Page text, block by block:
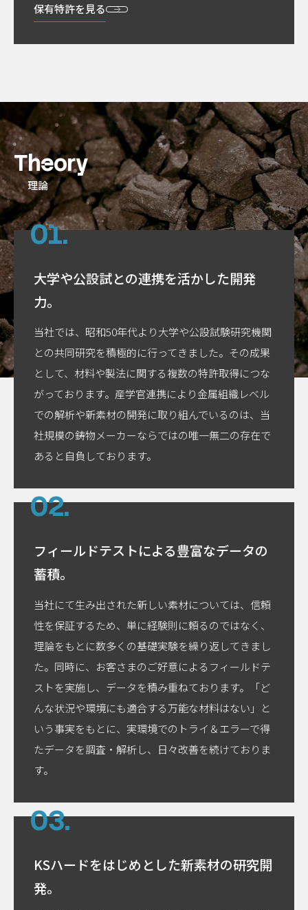
保有特許を見る
Theory
理論
大学や公設試との連携を活かした開発
力。
当社では、昭和50年代より大学や公設試験研究機関
との共同研究を積極的に行ってきました。その成果
として、材料や製法に関する複数の特許取得につな
がっております。産学官連携により金属組織レベル
での解析や新素材の開発に取り組んでいるのは、当
社規模の鋳物メーカーならではの唯一無二の存在で
あると自負しております。
フィールドテストによる豊富なデータの
蓄積。
当社にて生み出された新しい素材については、信頼
性を保証するため、単に経験則に頼るのではなく、
理論をもとに数多くの基礎実験を繰り返してきまし
た。同時に、お客さまのご好意によるフィールドテ
ストを実施し、データを積み重ねております。「ど
んな状況や環境にも適合する万能な材料はない」と
いう事実をもとに、実環境でのトライ＆エラーで得
たデータを調査・解析し、日々改善を続けておりま
す。
KSハードをはじめとした新素材の研究開
発。